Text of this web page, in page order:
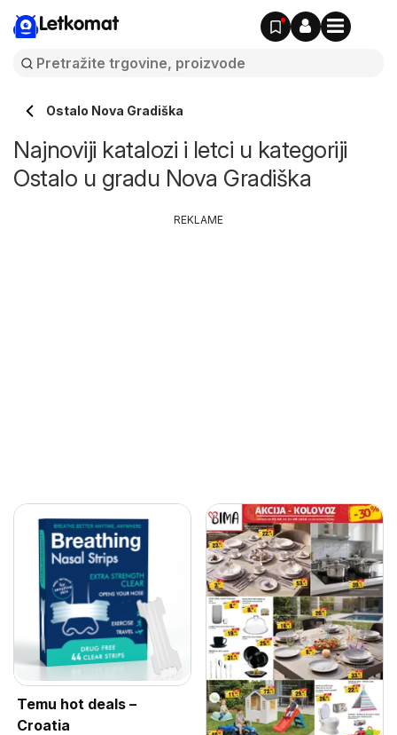
Letkomat
Ostalo Nova Gradiška
Najnoviji katalozi i letci u kategoriji
Ostalo u gradu Nova Gradiška
Temu hot deals –
Croatia
REKLAME